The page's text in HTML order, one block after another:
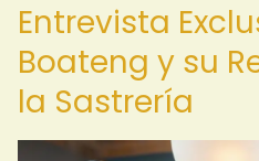
Entrevista
Boateng y su
la Sastrería